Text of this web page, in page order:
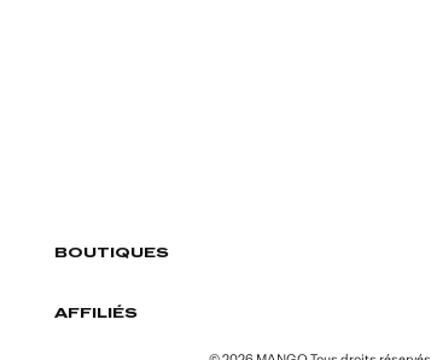
BOUTIQUES
AFFILIÉS